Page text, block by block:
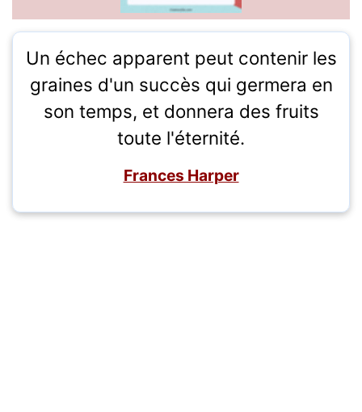
Un échec apparent peut contenir les
graines d'un succès qui germera en
son temps, et donnera des fruits
toute l'éternité.
Frances Harper